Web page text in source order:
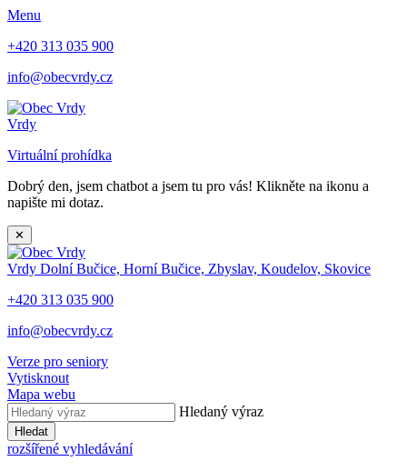
Menu
+420 313 035 900
info@obecvrdy.cz
Vrdy
Virtuální prohídka
Dobrý den, jsem chatbot a jsem tu pro vás! Klikněte na ikonu a
napište mi dotaz.
✕
Vrdy Dolní Bučice, Horní Bučice, Zbyslav, Koudelov, Skovice
+420 313 035 900
info@obecvrdy.cz
Verze pro seniory
Vytisknout
Mapa webu
Hledaný výraz
Hledat
rozšířené vyhledávání